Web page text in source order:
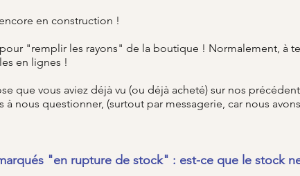
en construction !
"remplir les rayons" de la boutique ! Normalement, à
en lignes !
que vous aviez déjà vu (ou déjà acheté) sur nos
à nous questionner, (surtout par messagerie, car nous
"en rupture de stock" : est-ce que le stock